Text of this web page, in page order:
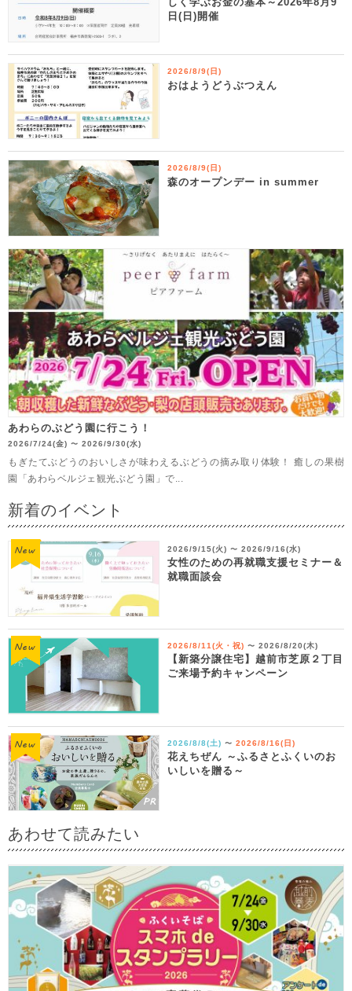
日(日)開催
2026/8/9(日)
おはようどうぶつえん
2026/8/9(日)
森のオープンデー in summer
あわらのぶどう園に行こう！
2026/7/24(金) 〜 2026/9/30(水)
もぎたてぶどうのおいしさが味わえるぶどうの摘み取り体験！ 癒しの果樹
園「あわらベルジェ観光ぶどう園」で...
新着のイベント
2026/9/15(火) 〜 2026/9/16(水)
女性のための再就職支援セミナー＆
就職面談会
2026/8/11(火・祝) 〜 2026/8/20(木)
【新築分譲住宅】越前市芝原２丁目
ご来場予約キャンペーン
2026/8/8(土) 〜 2026/8/16(日)
花えちぜん ～ふるさとふくいのお
いしいを贈る～
あわせて読みたい